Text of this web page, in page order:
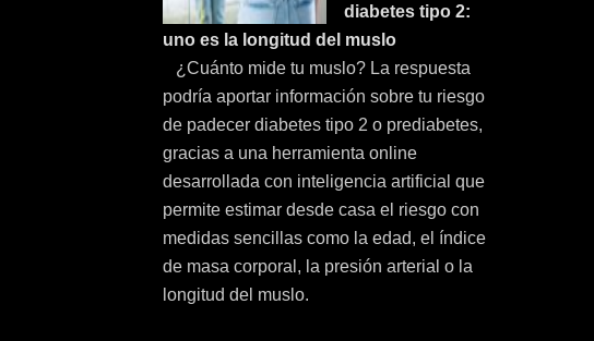
diabetes tipo 2:
uno es la longitud del muslo
¿Cuánto mide tu muslo? La respuesta
podría aportar información sobre tu riesgo
de padecer diabetes tipo 2 o prediabetes,
gracias a una herramienta online
desarrollada con inteligencia artificial que
permite estimar desde casa el riesgo con
medidas sencillas como la edad, el índice
de masa corporal, la presión arterial o la
longitud del muslo.